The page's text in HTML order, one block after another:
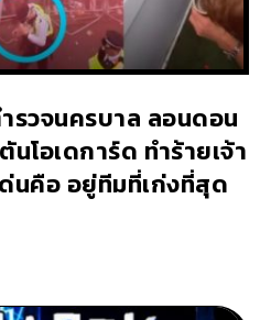
รวจนครบาล ลอนดอน
โอเดการ์ด ทำร้ายเจ้า
นคือ อยู่ทีมที่เก่งที่สุด